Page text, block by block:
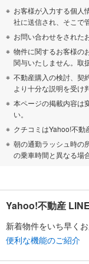
お客様が入力する個人
社に送信され、そこで
お問い合わせをされた
物件に関するお客様の
関与いたしません。取
不動産購入の検討、契
より十分な説明を受け
本ページの掲載内容は
い。
クチコミはYahoo!不動
朝の通勤ラッシュ時の
の乗車時間と異なる場
Yahoo!不動産
新着物件をいち早くお
便利な機能のご紹介